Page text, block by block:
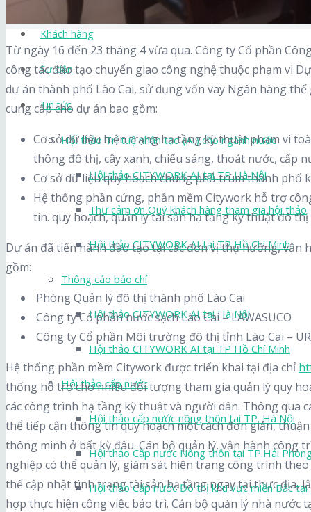
Khách hàng
Sự kiện
Tin tức
Hội thảo Trí tuệ nhân tạo (AI) cho ngành nước
Hội thảo CITYWORK AI tại TP Hà Nội
Thư cảm ơn Quý khách hàng tham gia hội thảo
Hội thảo CITYWORK AI tại TP Hồ Chí Minh
Thông cáo báo chí
Hội thảo CITYWORK AI tại Hà Nội
Hội thảo CITYWORK AI tại TP Hồ Chí Minh
Hội thảo cấp nước
Hội thảo cấp nước nông thôn tại TP. Hà Nội
Hội thảo Cấp nước Nông thôn tại TP.Hải
Hội thảo Cấp nước Đô thị khu vực miền Bắc tại
Từ ngày 16 đến 23 tháng 4 vừa qua. Công ty Cổ phần
công tác đào tạo chuyển giao công nghệ thuộc phạm vi
dự án thành phố Lào Cai, sử dụng vốn vay Ngân hàng thế
cung cấp cho dự án bao gồm:
Cơ sở dữ liệu hiện trạng hạ tầng kỹ thuật phạm vi
thông đô thị, cây xanh, chiếu sáng, thoát nước, cấp
Cơ sở dữ liệu quy hoạch chung phủ trùm thành phố
Hệ thống phần cứng, phần mềm Citywork hỗ trợ
tin. quy hoạch, quản lý tài sản hạ tầng kỹ thuật đô
Dự án đã tiến hành đào tạo tại các đơn vị thụ hưởng, vận
gồm:
Phòng Quản lý đô thị thành phố Lào Cai
Công ty Cổ phần nước sạch Lào Cai – LAWASUCO
Công ty Cổ phần Môi trường đô thị tỉnh Lào Cai –
Hệ thống phần mềm Citywork được triển khai tại địa chỉ
thống hỗ trợ cho nhiều đối tượng tham gia quản lý quy
các công trình hạ tầng kỹ thuật và người dân. Thông qua
thể tiếp cận thông tin quy hoạch một cách đơn giản,
thông minh ở bất kỳ đâu. Cán bộ quản lý, vận hành công
nghiệp có thể quản lý, giám sát hiện trạng công trình
thể cập nhật tình trạng tài sản hạ tầng ngay tại thực địa,
hợp thực hiện công việc bảo trì. Cán bộ quản lý nhà nước